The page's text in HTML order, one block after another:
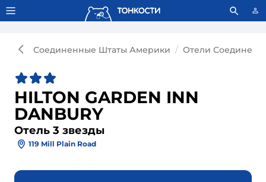
Тонкости используют сookie-файлы. Что это значит?
Соединенные Штаты Америки Отели
HILTON GARDEN INN
DANBURY
Отель 3 звезды
119 Mill Plain Road